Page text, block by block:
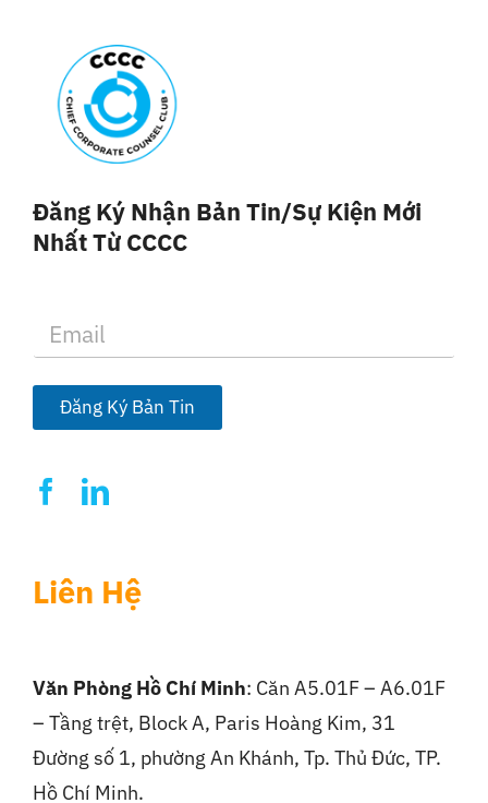
Đăng Ký Nhận Bản Tin/sự Kiện Mới
Nhất Từ CCCC
a
i
*
Đăng Ký Bản Tin
Liên Hệ
Văn Phòng Hồ Chí Minh: Căn A5.01F – A6.01F
– Tầng trệt, Block A, Paris Hoàng Kim, 31
Đường số 1, phường An Khánh, Tp. Thủ Đức, TP.
Hồ Chí Minh.